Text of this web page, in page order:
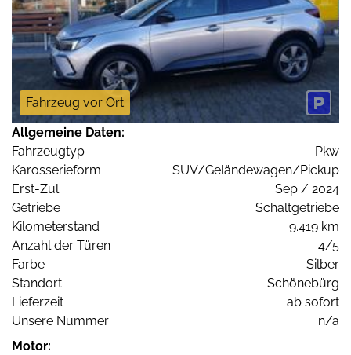
Fahrzeug vor Ort
Allgemeine Daten:
Fahrzeugtyp
Pkw
Karosserieform
SUV/Geländewagen/Pickup
Erst-Zul.
Sep / 2024
Getriebe
Schaltgetriebe
Kilometerstand
9.419 km
Anzahl der Türen
4/5
Farbe
Silber
Standort
Schönebürg
Lieferzeit
ab sofort
Unsere Nummer
n/a
Motor: